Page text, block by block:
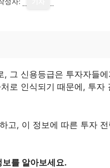
그 신용등급은 투자자들
로 인식되기 때문에, 투자
고, 이 정보에 따른 투자
를 알아보세요.